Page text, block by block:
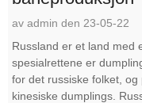
av admin den 23-05-22
Russland er et land med
spesialrettene er
for det russiske folket,
kinesiske dumplings.